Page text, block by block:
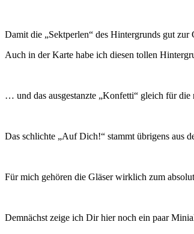
Damit die „Sektperlen“ des Hintergrunds gut
Auch in der Karte habe ich diesen tollen
… und das ausgestanzte „Konfetti“ gleich für
Das schlichte „Auf Dich!“ stammt übrigens aus
Für mich gehören die Gläser wirklich zum
Demnächst zeige ich Dir hier noch ein paar